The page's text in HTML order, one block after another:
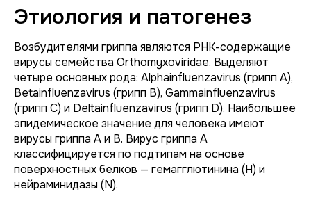
Этиология и патогенез
Возбудителями гриппа являются РНК-содержащие
вирусы семейства Orthomyxoviridae. Выделяют
четыре основных рода: Alphainfluenzavirus (грипп А),
Betainfluenzavirus (грипп В), Gammainfluenzavirus
(грипп С) и Deltainfluenzavirus (грипп D). Наибольшее
эпидемическое значение для человека имеют
вирусы гриппа А и В. Вирус гриппа А
классифицируется по подтипам на основе
поверхностных белков — гемагглютинина (H) и
нейраминидазы (N).